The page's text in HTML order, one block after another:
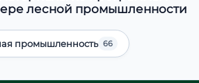
лесной промышленности
промышленность 66